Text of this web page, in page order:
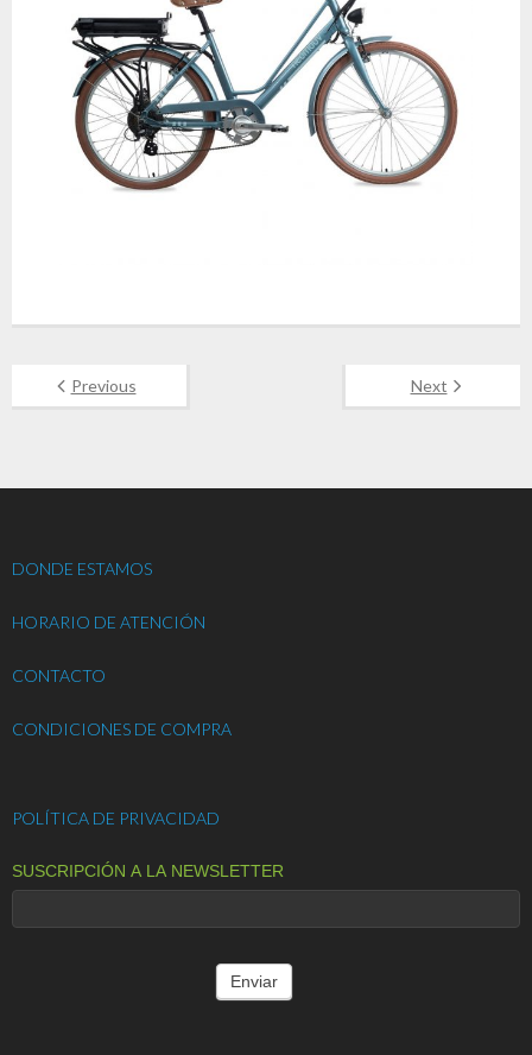
Previous Next
DONDE ESTAMOS
HORARIO DE ATENCIÓN
CONTACTO
CONDICIONES DE COMPRA
POLÍTICA DE PRIVACIDAD
SUSCRIPCIÓN A LA NEWSLETTER